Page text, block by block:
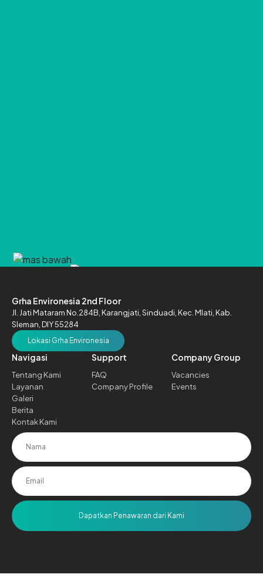
Grha Environesia 2nd Floor
Jl. Jati Mataram No.284B, Karangjati, Sinduadi, Kec. Mlati, Kab.
Sleman, DIY 55284
Lokasi Grha Environesia
Navigasi
Tentang Kami
Layanan
Galeri
Berita
Kontak Kami
Support
FAQ
Company Profile
Company Group
Vacancies
Events
Dapatkan Penawaran dari Kami